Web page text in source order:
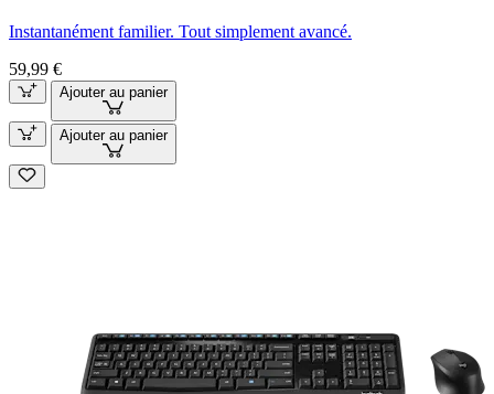
Instantanément familier. Tout simplement avancé.
59,99 €
Ajouter au panier
Ajouter au panier